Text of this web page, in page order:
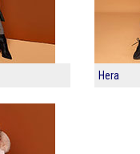
Hera